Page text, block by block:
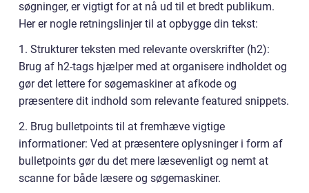
søgninger, er vigtigt for at nå ud til et bredt publikum.
Her er nogle retningslinjer til at opbygge din tekst:
1. Strukturer teksten med relevante overskrifter (h2):
Brug af h2-tags hjælper med at organisere indholdet og
gør det lettere for søgemaskiner at afkode og
præsentere dit indhold som relevante featured snippets.
2. Brug bulletpoints til at fremhæve vigtige
informationer: Ved at præsentere oplysninger i form af
bulletpoints gør du det mere læsevenligt og nemt at
scanne for både læsere og søgemaskiner.